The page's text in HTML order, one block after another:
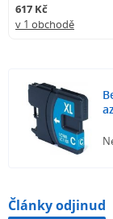
617 Kč
v 1 obchodě
Články odjinud